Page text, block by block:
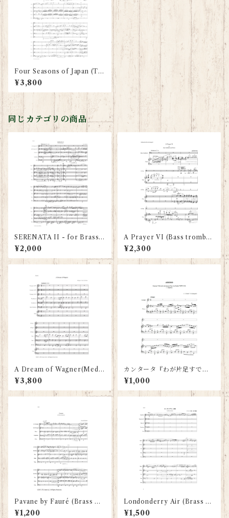
Four Seasons of Japan (Tr
ombone Quintet: Score and
Parts)
¥3,800
同じカテゴリの商品
SERENATA II - for Brass
Quintet - Score and Parts
¥2,000
A Prayer VI (Bass trombon
e & piano: Scores and part
s)
¥2,300
A Dream of Wagner(Medle
y) - for 3 Trumpets, 2 Tro
mbones, 1 Bass Trombone
and Piano -
¥3,800
カンタータ『わが片足すでに
墓穴に入りぬ』BWV.156 よ
り「アリオーソ」（トランペ
ット＆ピアノ：スコアとパー
¥1,000
Pavane by Fauré (Brass Qu
intet: Score and Parts)
¥1,200
Londonderry Air (Brass Q
uintet: Scores and Parts)
¥1,500